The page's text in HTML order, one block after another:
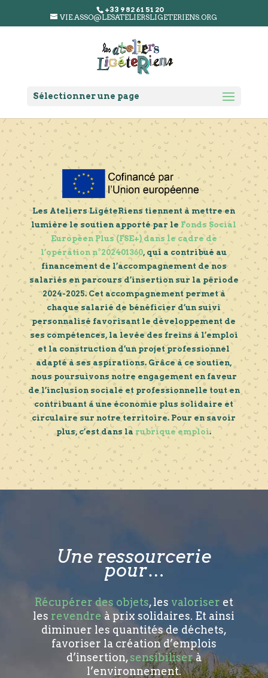
+33 9 82 61 51 20
VIE.ASSO@LESATELIERSLIGETERIENS.ORG
Sélectionner une page
Les Ateliers LigéteRiens tiennent à mettre en
lumière le soutien apporté par le Fonds Social
Européen Plus (FSE+) dans le cadre de
l’opération n°202401360, qui a contribué au
financement de l’accompagnement de nos
salariés en parcours d’insertion sur la période
2024-2025. Cet accompagnement permet à
chaque salarié de bénéficier d’un suivi
personnalisé favorisant le développement de
ses compétences, la levée des freins à l’emploi
et la construction d’un projet professionnel
adapté à ses aspirations. Grâce à ce soutien,
nous poursuivons notre engagement en faveur
de l’inclusion sociale et professionnelle tout en
contribuant à une économie plus solidaire et
circulaire sur notre territoire. Pour en savoir
plus, c’est dans la rubrique emploi.
Une ressourcerie
pour…
Récupérer des objets, les valoriser et
les revendre à prix solidaires. Et ainsi
diminuer les quantités de déchets,
favoriser la création d’emplois
d’insertion,sensibiliserà
l’environnement.